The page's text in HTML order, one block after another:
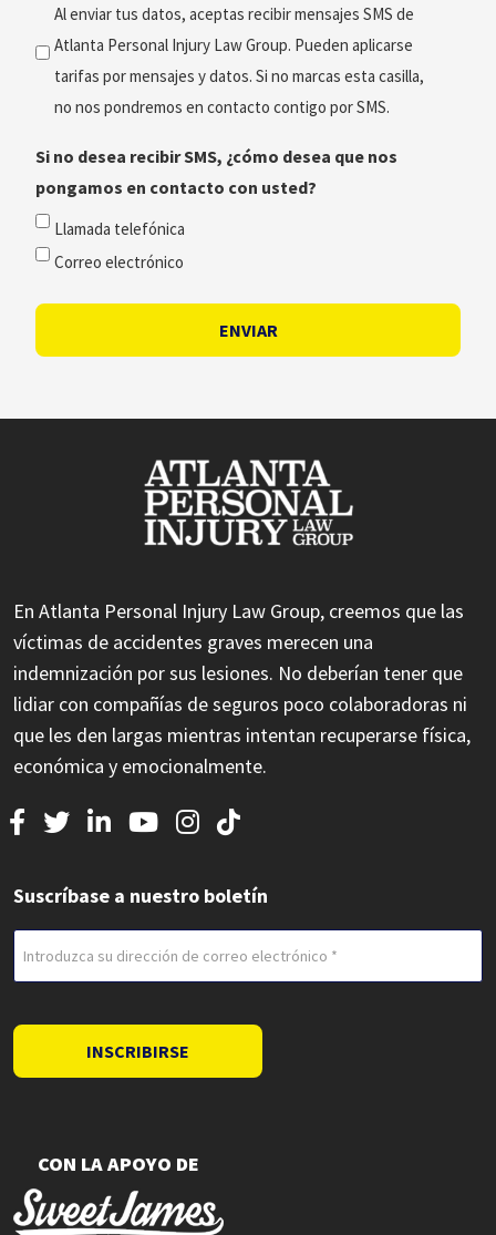
(Obligatorio)
Al enviar tus datos, aceptas recibir mensajes SMS de
Atlanta Personal Injury Law Group. Pueden aplicarse
tarifas por mensajes y datos. Si no marcas esta casilla,
no nos pondremos en contacto contigo por SMS.
Si no desea recibir SMS, ¿cómo desea que nos
pongamos en contacto con usted?
Llamada telefónica
Correo electrónico
ENVIAR
En Atlanta Personal Injury Law Group, creemos que las
víctimas de accidentes graves merecen una
indemnización por sus lesiones. No deberían tener que
lidiar con compañías de seguros poco colaboradoras ni
que les den largas mientras intentan recuperarse física,
económica y emocionalmente.
Suscríbase a nuestro boletín
electrónico
INSCRIBIRSE
CON LA APOYO DE